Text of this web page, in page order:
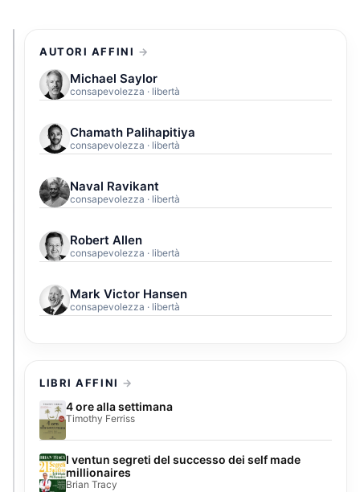
AUTORI AFFINI
Michael Saylor
consapevolezza · libertà
Chamath Palihapitiya
consapevolezza · libertà
Naval Ravikant
consapevolezza · libertà
Robert Allen
consapevolezza · libertà
Mark Victor Hansen
consapevolezza · libertà
LIBRI AFFINI
4 ore alla settimana
Timothy Ferriss
I ventun segreti del successo dei self made
millionaires
Brian Tracy